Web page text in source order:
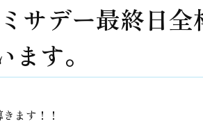
サデー最終日
す。
ます！！